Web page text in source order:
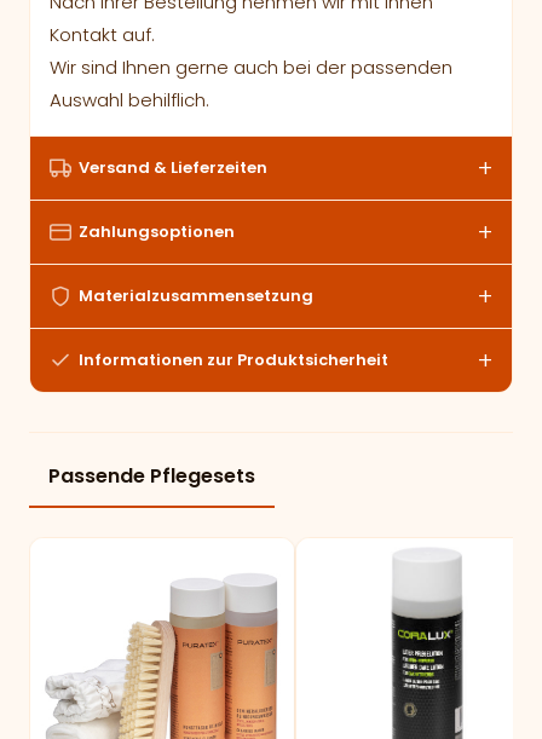
Kontakt auf.
Wir sind Ihnen gerne auch bei der passenden
Auswahl behilflich.
Versand & Lieferzeiten
Zahlungsoptionen
Materialzusammensetzung
Informationen zur Produktsicherheit
Passende Pflegesets